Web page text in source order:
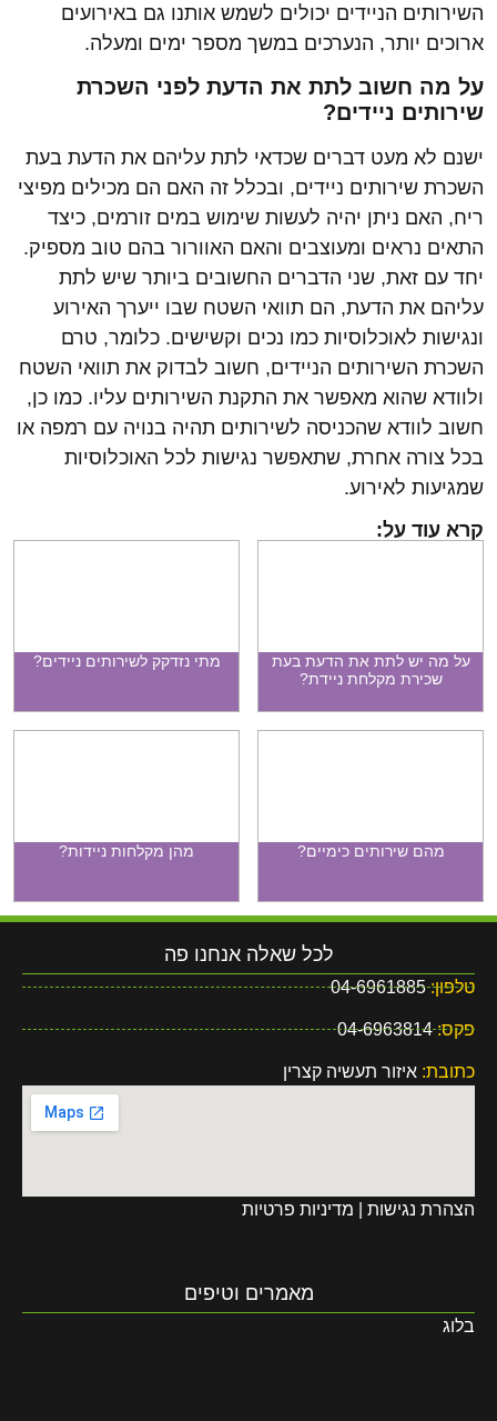
השירותים הניידים יכולים לשמש אותנו גם באירועים
ארוכים יותר, הנערכים במשך מספר ימים ומעלה.
על מה חשוב לתת את הדעת לפני השכרת
שירותים ניידים?
ישנם לא מעט דברים שכדאי לתת עליהם את הדעת בעת
השכרת שירותים ניידים, ובכלל זה האם הם מכילים מפיצי
ריח, האם ניתן יהיה לעשות שימוש במים זורמים, כיצד
התאים נראים ומעוצבים והאם האוורור בהם טוב מספיק.
יחד עם זאת, שני הדברים החשובים ביותר שיש לתת
עליהם את הדעת, הם תוואי השטח שבו ייערך האירוע
ונגישות לאוכלוסיות כמו נכים וקשישים. כלומר, טרם
השכרת השירותים הניידים, חשוב לבדוק את תוואי השטח
ולוודא שהוא מאפשר את התקנת השירותים עליו. כמו כן,
חשוב לוודא שהכניסה לשירותים תהיה בנויה עם רמפה או
בכל צורה אחרת, שתאפשר נגישות לכל האוכלוסיות
שמגיעות לאירוע.
קרא עוד על:
על מה יש לתת את הדעת בעת
שכירת מקלחת ניידת?
מתי נזדקק לשירותים ניידים?
מהם שירותים כימיים? מהן מקלחות ניידות?
לכל שאלה אנחנו פה
טלפון:04-6961885
פקס:04-6963814
כתובת: איזור תעשיה קצרין
הצהרת נגישות| מדיניות פרטיות
מאמרים וטיפים
בלוג